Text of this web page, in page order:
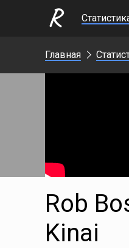
Главная
Rob
Kinai